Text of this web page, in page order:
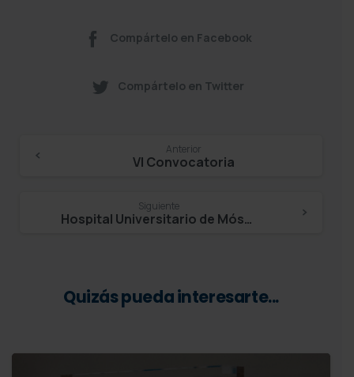
Compártelo en Facebook
Compártelo en Twitter
Continue
Anterior
VI Convocatoria
Siguiente
Hospital Universitario de Móstoles – Manuel Galindo Gallego
Quizás pueda interesarte...